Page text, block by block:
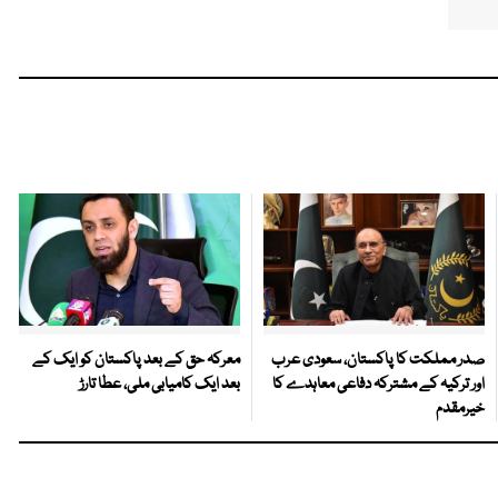
صدر مملکت کا پاکستان، سعودی عرب
اور ترکیہ کے مشترکہ دفاعی معاہدے کا
خیرمقدم
معرکہ حق کے بعد پاکستان کو ایک کے
بعد ایک کامیابی ملی، عطا تارڑ